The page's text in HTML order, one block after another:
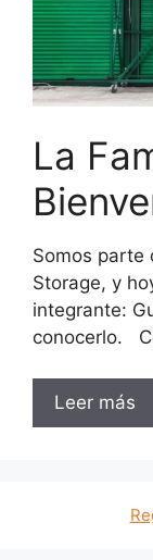
La
Somos parte
Storage, y
integrante:
conocerlo.
Leer más